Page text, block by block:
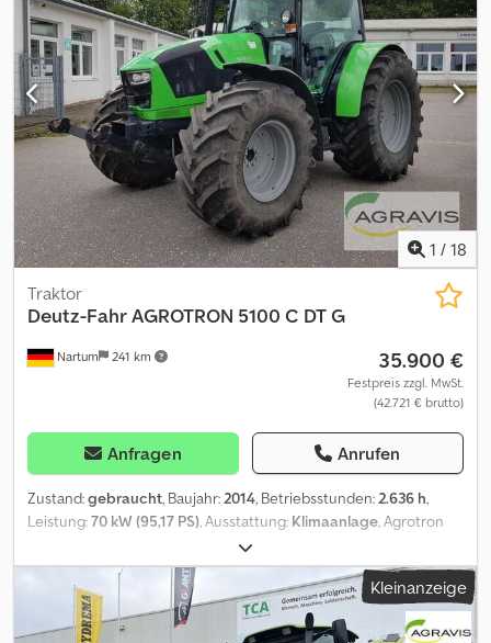
zugelassen worden Finanzierungsbeispiel: * Interne Nummer:
Traktor * Kaufpreis: 72.000,00 ¤ * Anzahlung: 10%
* Laufzeit: 60 * Monatliche Rate: 1.100,02 ¤ Restwert:
14.380,00 ¤ Wenn das Angebot Ihnen zusagt oder dieses nach
Ihren Bedürfnissen anpassen wollen, kontaktieren Sie uns unter
Hr. Enchev). Wir freuen uns auf Ihren Anruf Irrtümer vorbehalten
Gerne nehmen wir Ihr gebrauchtes Fahrzeug in Zahlung.
Finanzierung direkt bei uns im Hause möglich. GOLEC
NUTZFAHRZEUGE GMBH Wir sprechen: Deutsch, English, Spanish,
Polnisch, Ukrainisch, Russisch, Bulgarisch. ----.
1 / 18
Nartum 241 km
Traktor
Deutz-FahrAGROTRON 5100 C DT G
35.900 €
Festpreis zzgl. MwSt.
(42.721 € brutto)
Anfragen Anrufen
Zustand:gebraucht, Baujahr: 2014, Betriebsstunden: 2.636 h,
Leistung:70 kW (95,17 PS) , Ausstattung: Klimaanlage , Agrotron
5100 C DT G 010 gebr. Deutz 5100C 020 Trelleborg 540/65 R24 030
Trelleborg 600/65 R34 040 Zugmaul 050 Rundumleuchte
Cjdpfxszbnz Dj Ag Herf 060 Mechanischer Oberlenker 070
Klimaanlage
Kleinanzeige